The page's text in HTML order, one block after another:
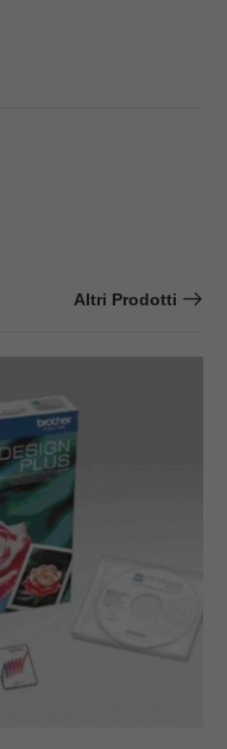
Altri Prodotti